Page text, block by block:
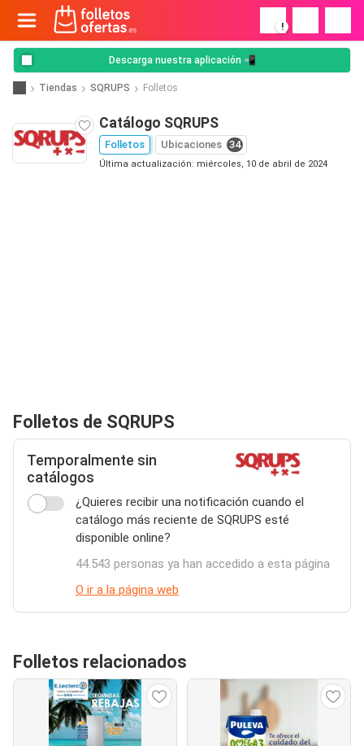
!
Descarga nuestra aplicación 📲
Tiendas SQRUPS Folletos
Catálogo SQRUPS
Folletos Ubicaciones 34
Última actualización: miércoles, 10 de abril de 2024
Folletos de SQRUPS
Temporalmente sin
catálogos
¿Quieres recibir una notificación cuando el
catálogo más reciente de SQRUPS esté
disponible online?
44.543 personas ya han accedido a esta página
O ir a la página web
Folletos relacionados